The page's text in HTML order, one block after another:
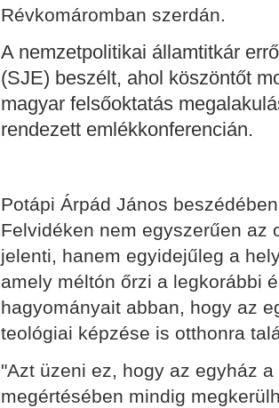
Révkomáromban szerdán.
A nemzetpolitikai államtitkár
(SJE) beszélt, ahol köszöntőt
magyar felsőoktatás
rendezett emlékkonferencián.
Potápi Árpád János
Felvidéken nem egyszerűen az
jelenti, hanem egyidejűleg a
amely méltón őrzi a legkorábbi
hagyományait abban, hogy az
teológiai képzése is otthonra
"Azt üzeni ez, hogy az egyház
megértésében mindig